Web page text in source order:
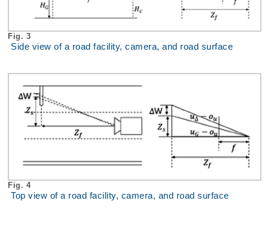
Fig. 3
Side view of a road facility, camera, and road surface
Fig. 4
Top view of a road facility, camera, and road surface